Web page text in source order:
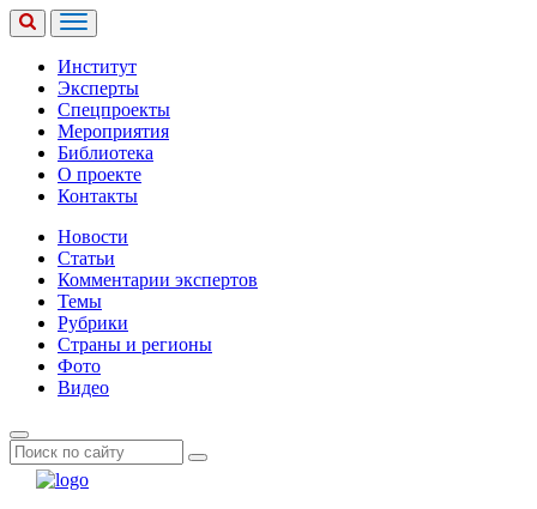
Институт
Эксперты
Спецпроекты
Мероприятия
Библиотека
О проекте
Контакты
Новости
Статьи
Комментарии экспертов
Темы
Рубрики
Страны и регионы
Фото
Видео